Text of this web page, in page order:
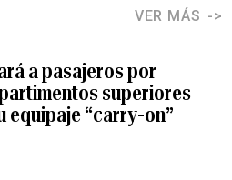
VER MÁS
a pasajeros por
superiores
equipaje “carry-on”